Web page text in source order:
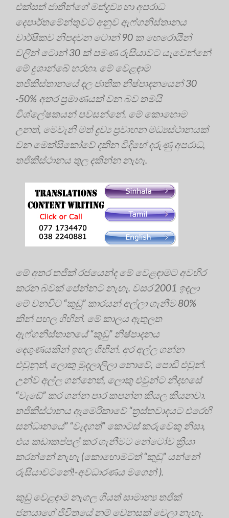
එක්සත් ජාතීන්ගේ මත්ද්‍රව්‍ය හා අපරාධ
දෙපාර්තමේන්තුවට අනුව ඇෆ්ගනිස්තානය
වාර්ෂිකව නිපදවන ටොන් 90 ක හෙරොයින්
වලින් ටොන් 30 ක් පමණ රුසියාවට යැවෙන්නේ
මේ දුශාන්බේ හරහා. මේ වෙළඳාම
තජිකිස්තානයේ දල ජාතික නිෂ්පාදනයෙන් 30
-50% අතර ප්‍රමාණයක් වන බව තමයි
විශ්ලේෂකයන් පවසන්නේ. මේ කොහොම
උනත්, මෙවැනි මත් ද්‍රව්‍ය ප්‍රවාහන මධ්‍යස්ථානයක්
වන මෙක්සිකෝවේ දකින විදිහේ දරුණු අපරාධ,
තජිකිස්ථානය තුල දකින්න නැහැ.
මේ අතර තජික් රජයෙන්ද මේ වෙළඳාමට අවහිර
කරන බවක් පේන්නට නැහැ. වසර 2001 ඉඳලා
මේ වනවිට “කුඩු” කාරයන් අල්ලා ගැනීම 80%
කින් පහල ගිහින්. මේ කාලය ඇතුලත
ඇෆ්ගනිස්තානයේ “කුඩු” නිෂ්පාදනය
දෙගුණයකින් ඉහල ගිහින්. අර අල්ල ගන්න
එවුනුත්, ලොකු මුදලාලිලා නොවේ, පොඩි එවුන්.
උන්ව අල්ල ගන්නෙත්, ලොකු එවුන්ට නිදහසේ
“වැඩේ” කර ගන්න පාර කපන්න කියල කියනවා.
තජිකිස්ථානය ඇමෙරිකාවේ “ත්‍රස්තවාදයට එරෙහි
සන්ධානයේ” “වැදගත්” කොටස් කරුවෙකු නිසා,
එය කඩාකප්පල් කර ගැනීමට නේටෝව ක්‍රියා
කරන්නේ නැහැ (කොහොමටත් “කුඩු” යන්නේ
රුසියාවටනේ!-අවධාරණය මගෙන් ).
කුඩු වෙළඳාම නැගල ගියත් සාමාන්‍ය තජික්
ජනයාගේ ජිවිතයේ නම් වෙනසක් වෙලා නැහැ.